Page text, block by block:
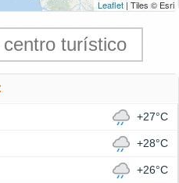
Leaflet | Tiles © Esri
+27°C
+28°C
+26°C